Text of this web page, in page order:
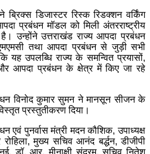
ब्रिक्स डिजास्टर रिस्क रिडक्शन वर्किंग
प्रबंधन मॉडल को मिली अंतरराष्ट्रीय
उन्होंने उत्तराखंड राज्य आपदा प्रबंधन
तथा आपदा प्रबंधन से जुड़ी सभी
यह उपलब्धि राज्य के समन्वित प्रयासों,
आपदा प्रबंधन के क्षेत्र में किए जा रहे
विनोद कुमार सुमन ने मानसून सीजन के
प्रस्तुतीकरण दिया।
एवं पुनर्वास मंत्री मदन कौशिक, उपाध्यक्ष
मुख्य सचिव आनंद बर्द्धन, डीजीपी
डॉ. आर. मीनाक्षी सुंदरम, सचिव नितेश